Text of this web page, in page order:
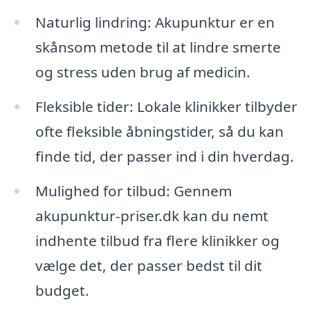
Naturlig lindring: Akupunktur er en
skånsom metode til at lindre smerte
og stress uden brug af medicin.
Fleksible tider: Lokale klinikker tilbyder
ofte fleksible åbningstider, så du kan
finde tid, der passer ind i din hverdag.
Mulighed for tilbud: Gennem
akupunktur-priser.dk kan du nemt
indhente tilbud fra flere klinikker og
vælge det, der passer bedst til dit
budget.